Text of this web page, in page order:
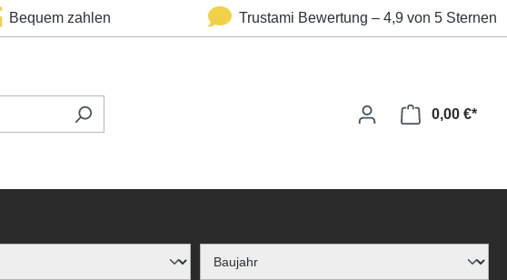
Bequem zahlen Trustami Bewertung – 4,9 von 5 Sternen
0,00 €*